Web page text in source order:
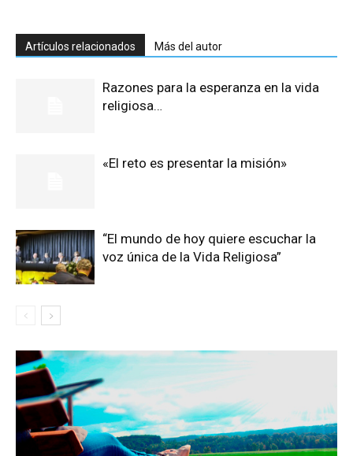
Artículos relacionados Más del autor
Razones para la esperanza en la vida
religiosa…
«El reto es presentar la misión»
“El mundo de hoy quiere escuchar la
voz única de la Vida Religiosa”